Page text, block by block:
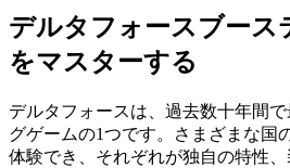
デルタフォースブース
をマスターする
デルタフォースは、過去数十年間
グゲームの1つです。さまざまな国
体験でき、それぞれが独自の特性